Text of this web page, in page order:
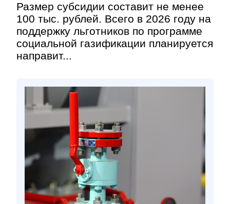
Размер субсидии составит не менее
100 тыс. рублей. Всего в 2026 году на
поддержку льготников по программе
социальной газификации планируется
направит...